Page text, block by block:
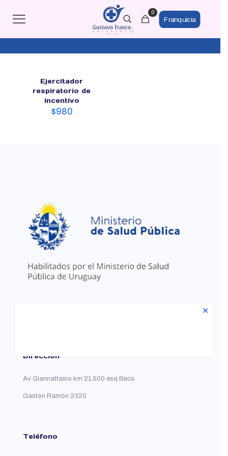
0
Franquicia
Ejercitador
respiratorio de
incentivo
$980
Dirección
Av Giannattasio km 21.500 esq Becú
Gastón Ramón 2320
Teléfono
✕